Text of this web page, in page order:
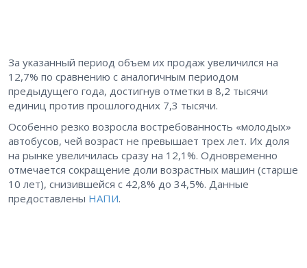
За указанный период объем их продаж увеличился на
12,7% по сравнению с аналогичным периодом
предыдущего года, достигнув отметки в 8,2 тысячи
единиц против прошлогодних 7,3 тысячи.
Особенно резко возросла востребованность «молодых»
автобусов, чей возраст не превышает трех лет. Их доля
на рынке увеличилась сразу на 12,1%. Одновременно
отмечается сокращение доли возрастных машин (старше
10 лет), снизившейся с 42,8% до 34,5%. Данные
предоставлены НАПИ.